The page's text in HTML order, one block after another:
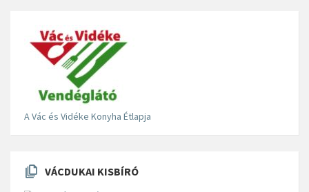
A Vác és Vidéke Konyha Étlapja
VÁCDUKAI KISBÍRÓ